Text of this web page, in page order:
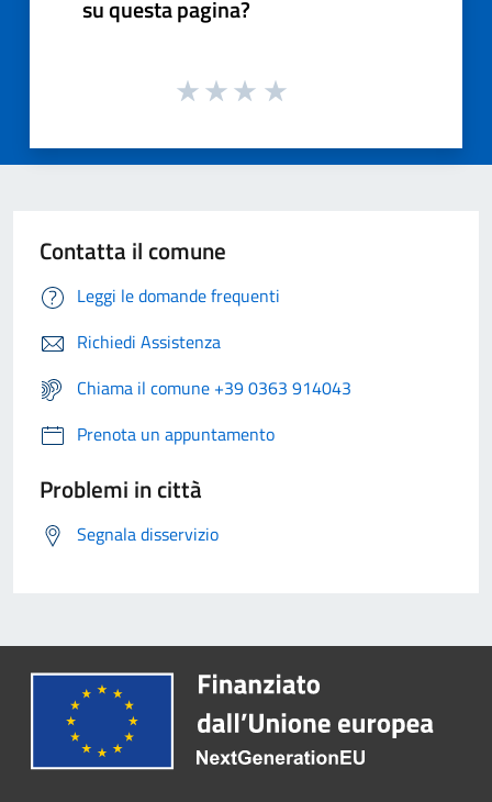
su questa pagina?
Contatta il comune
Leggi le domande frequenti
Richiedi Assistenza
Chiama il comune +39 0363 914043
Prenota un appuntamento
Problemi in città
Segnala disservizio